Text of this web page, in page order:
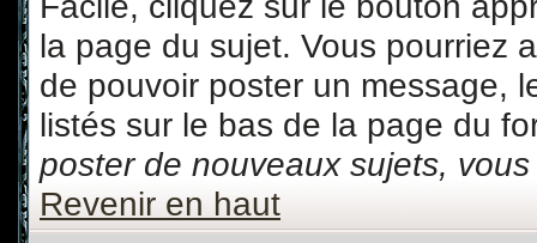
la page du sujet. Vous pourriez
de pouvoir poster un message,
listés sur le bas de la page du
poster de nouveaux sujets,
Revenir en haut